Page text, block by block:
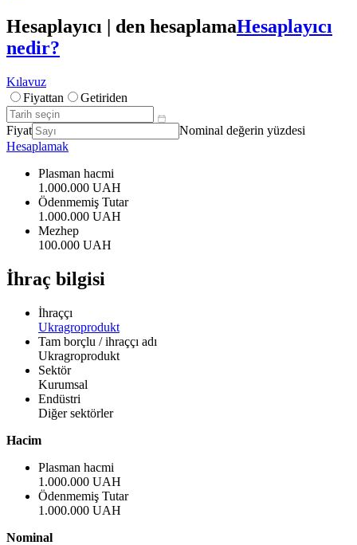
Hesaplayıcı | den hesaplamaHesaplayıcı
nedir?
Kılavuz
Fiyattan
Getiriden
Fiyat
Nominal değerin yüzdesi
Hesaplamak
Plasman hacmi
1.000.000 UAH
Ödenmemiş Tutar
1.000.000 UAH
Mezhep
100.000 UAH
İhraç bilgisi
İhraççı
Ukragroprodukt
Tam borçlu / ihraççı adı
Ukragroprodukt
Sektör
Kurumsal
Endüstri
Diğer sektörler
Hacim
Plasman hacmi
1.000.000 UAH
Ödenmemiş Tutar
1.000.000 UAH
Nominal